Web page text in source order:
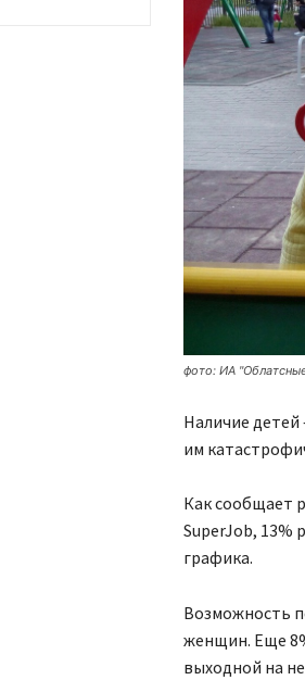
фото: ИА
Наличие
им
Как сообщает
SuperJob, 13%
графика.
Возможность
женщин. Еще
выходной на